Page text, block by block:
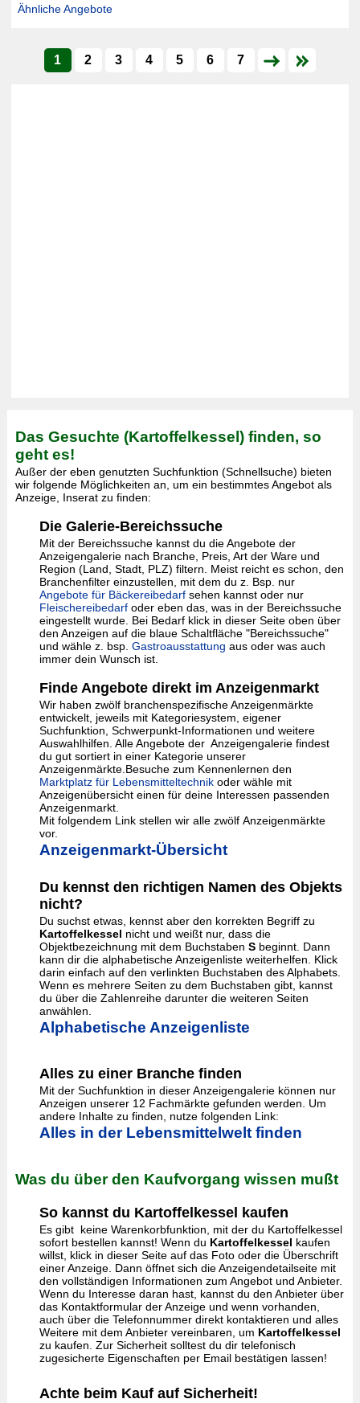
Ähnliche Angebote
1 2 3 4 5 6 7
Das Gesuchte (Kartoffelkessel) finden, so
geht es!
Außer der eben genutzten Suchfunktion (Schnellsuche) bieten
wir folgende Möglichkeiten an, um ein bestimmtes Angebot als
Anzeige, Inserat zu finden:
Die Galerie-Bereichssuche
Mit der Bereichssuche kannst du die Angebote der
Anzeigengalerie nach Branche, Preis, Art der Ware und
Region (Land, Stadt, PLZ) filtern. Meist reicht es schon, den
Branchenfilter einzustellen, mit dem du z. Bsp. nur
Angebote für Bäckereibedarfsehen kannst oder nur
Fleischereibedarfoder eben das, was in der Bereichssuche
eingestellt wurde. Bei Bedarf klick in dieser Seite oben über
den Anzeigen auf die blaue Schaltfläche "Bereichssuche"
und wähle z. bsp. Gastroausstattung aus oder was auch
immer dein Wunsch ist.
Finde Angebote direkt im Anzeigenmarkt
Wir haben zwölf branchenspezifische Anzeigenmärkte
entwickelt, jeweils mit Kategoriesystem, eigener
Suchfunktion, Schwerpunkt-Informationen und weitere
Auswahlhilfen. Alle Angebote der Anzeigengalerie findest
du gut sortiert in einer Kategorie unserer
Anzeigenmärkte.Besuche zum Kennenlernen den
Marktplatz für Lebensmitteltechnikoder wähle mit
Anzeigenübersicht einen für deine Interessen passenden
Anzeigenmarkt.
Mit folgendem Link stellen wir alle zwölf Anzeigenmärkte
vor.
Anzeigenmarkt-Übersicht
Du kennst den richtigen Namen des Objekts
nicht?
Du suchst etwas, kennst aber den korrekten Begriff zu
Kartoffelkessel nicht und weißt nur, dass die
Objektbezeichnung mit dem Buchstaben Sbeginnt. Dann
kann dir die alphabetische Anzeigenliste weiterhelfen. Klick
darin einfach auf den verlinkten Buchstaben des Alphabets.
Wenn es mehrere Seiten zu dem Buchstaben gibt, kannst
du über die Zahlenreihe darunter die weiteren Seiten
anwählen.
Alphabetische Anzeigenliste
Alles zu einer Branche finden
Mit der Suchfunktion in dieser Anzeigengalerie können nur
Anzeigen unserer 12 Fachmärkte gefunden werden. Um
andere Inhalte zu finden, nutze folgenden Link:
Alles in der Lebensmittelwelt finden
Was du über den Kaufvorgang wissen mußt
So kannst du Kartoffelkessel kaufen
Es gibt keine Warenkorbfunktion, mit der du Kartoffelkessel
sofort bestellen kannst! Wenn du Kartoffelkessel kaufen
willst, klick in dieser Seite auf das Foto oder die Überschrift
einer Anzeige. Dann öffnet sich die Anzeigendetailseite mit
den vollständigen Informationen zum Angebot und Anbieter.
Wenn du Interesse daran hast, kannst du den Anbieter über
das Kontaktformular der Anzeige und wenn vorhanden,
auch über die Telefonnummer direkt kontaktieren und alles
Weitere mit dem Anbieter vereinbaren, um Kartoffelkessel
zu kaufen. Zur Sicherheit solltest du dir telefonisch
zugesicherte Eigenschaften per Email bestätigen lassen!
Achte beim Kauf auf Sicherheit!